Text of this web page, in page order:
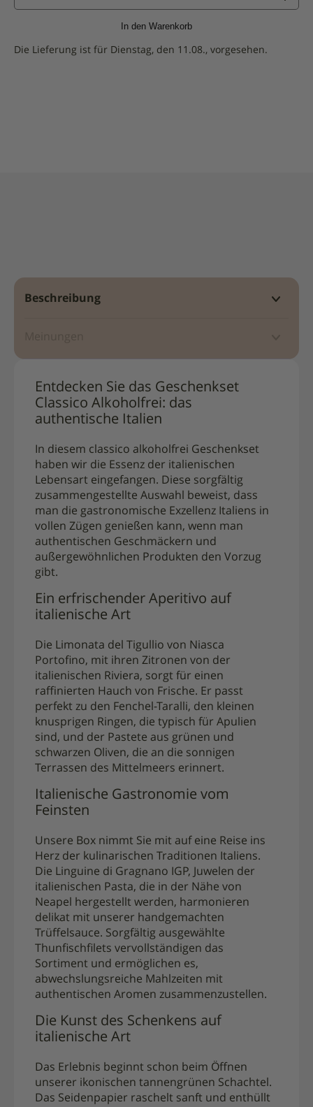
Classico
In den Warenkorb
Die Lieferung ist für Dienstag, den 11.08., vorgesehen.
Beschreibung
Entdecken Sie das Geschenkset
Classico Alkoholfrei: das
authentische Italien
In diesem classico alkoholfrei Geschenkset
haben wir die Essenz der italienischen
Lebensart eingefangen. Diese sorgfältig
zusammengestellte Auswahl beweist, dass
man die gastronomische Exzellenz Italiens in
vollen Zügen genießen kann, wenn man
authentischen Geschmäckern und
außergewöhnlichen Produkten den Vorzug
gibt.
Ein erfrischender Aperitivo auf
italienische Art
Die Limonata del Tigullio von Niasca
Portofino, mit ihren Zitronen von der
italienischen Riviera, sorgt für einen
raffinierten Hauch von Frische. Er passt
perfekt zu den Fenchel-Taralli, den kleinen
knusprigen Ringen, die typisch für Apulien
sind, und der Pastete aus grünen und
schwarzen Oliven, die an die sonnigen
Terrassen des Mittelmeers erinnert.
Italienische Gastronomie vom
Feinsten
Unsere Box nimmt Sie mit auf eine Reise ins
Herz der kulinarischen Traditionen Italiens.
Die Linguine di Gragnano IGP, Juwelen der
italienischen Pasta, die in der Nähe von
Neapel hergestellt werden, harmonieren
delikat mit unserer handgemachten
Trüffelsauce. Sorgfältig ausgewählte
Thunfischfilets vervollständigen das
Sortiment und ermöglichen es,
abwechslungsreiche Mahlzeiten mit
authentischen Aromen zusammenzustellen.
Die Kunst des Schenkens auf
italienische Art
Das Erlebnis beginnt schon beim Öffnen
unserer ikonischen tannengrünen Schachtel.
Das Seidenpapier raschelt sanft und enthüllt